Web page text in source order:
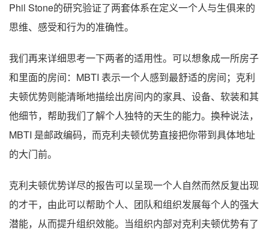
Phil Stone的研究验证了两套体系在定义一个人与生俱来的
思维、感受和行为的准确性。
我们再来详细思考一下两者的适用性。可以想象成一所房子
和里面的房间：MBTI 表示一个人感到最舒适的房间；克利
夫顿优势则能清晰地描绘出房间内的家具、设备、软装和其
他细节，帮助我们了解个人独特的天生的能力。换种说法，
MBTI 是邮政编码，而克利夫顿优势直接把你带到具体地址
的大门前。
克利夫顿优势详尽的报告可以呈现一个人自然而然反复出现
的才干，由此可以帮助个人、团队和组织发展每个人的强大
潜能，从而提升组织效能。当组织内部对克利夫顿优势有了